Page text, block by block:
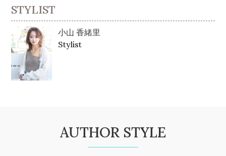
STYLIST
小山 香緒里
Stylist
AUTHOR STYLE